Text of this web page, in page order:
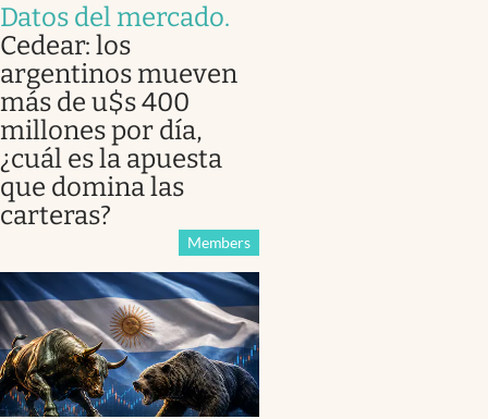
Datos del mercado.
Cedear: los
argentinos mueven
más de u$s 400
millones por día,
¿cuál es la apuesta
que domina las
carteras?
Members